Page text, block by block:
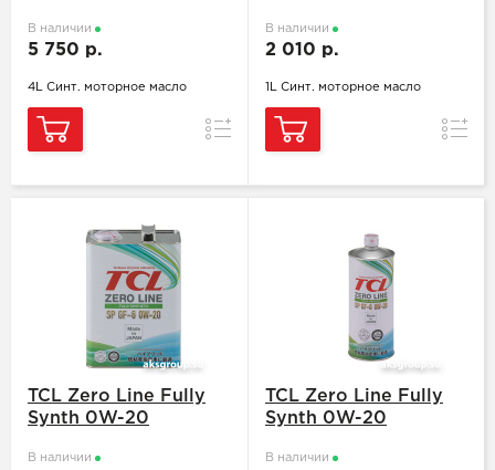
В наличии
5 750 р.
4L Синт. моторное масло
Сравнение
В наличии
2 010 р.
1L Синт. моторное масло
TCL Zero Line Fully
Synth 0W-20
В наличии
TCL Zero Line Fully
Synth 0W-20
В наличии